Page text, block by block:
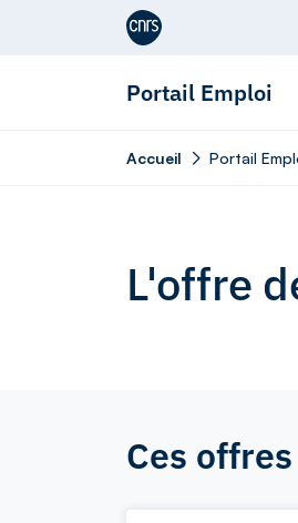
Aller au contenu
Portail Emploi
Accueil Portail
L'offre
Ces